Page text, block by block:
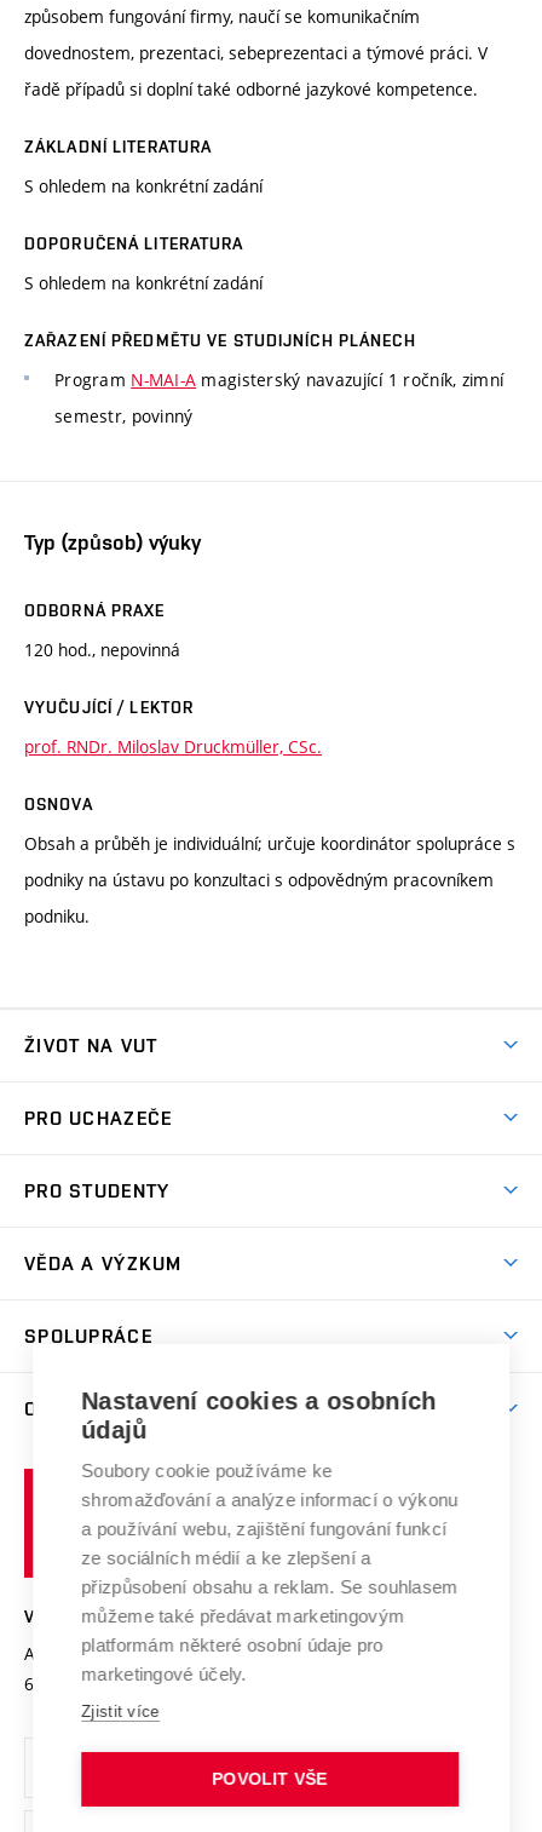
způsobem fungování firmy, naučí se komunikačním
dovednostem, prezentaci, sebeprezentaci a týmové práci. V
řadě případů si doplní také odborné jazykové kompetence.
ZÁKLADNÍ LITERATURA
S ohledem na konkrétní zadání
DOPORUČENÁ LITERATURA
S ohledem na konkrétní zadání
ZAŘAZENÍ PŘEDMĚTU VE STUDIJNÍCH PLÁNECH
Program N-MAI-A magisterský navazující 1 ročník, zimní
semestr, povinný
Typ (způsob) výuky
ODBORNÁ PRAXE
120 hod., nepovinná
VYUČUJÍCÍ / LEKTOR
prof. RNDr. Miloslav Druckmüller, CSc.
OSNOVA
Obsah a průběh je individuální; určuje koordinátor spolupráce s
podniky na ústavu po konzultaci s odpovědným pracovníkem
podniku.
ŽIVOT NA VUT
Koleje
Sport na VUT
Brno
PRO UCHAZEČE
Dny otevřených dveří
Celoživotní vzdělávání
E-přihláška
PRO STUDENTY
Harmonogram akademického roku
Závěrečné práce
Doktorské studium
Zpracování osobních údajů studentů
Sociální bezpečí
Studium bez bariér
Podpora podnikání
VĚDA A VÝZKUM
Mezinárodní vědecká rada
Systém zajišťování kvality výzkumu
Výzkumné infrastruktury
Transfer znalostí
Open Science
Projekty
Projekty ze strukturálních fondů
Specifický výzkum
SPOLUPRÁCE
Zahraniční spolupráce
Spolupráce se školami
Služby univerzity
Mezinárodní dohody
Univerzitní sítě
O UNIVERZITĚ
Profil univerzity
Udržitelná univerzita
Podnikavá univerzita / ContriBUTe
Bezpečná univerzita
Vyznamenání
Organizační struktura
Ochrana osobních údajů
učení
technické
VYSOKÉ UČENÍ TECHNICKÉ V BRNĚ
Antonínská 548/1
602 00 Brno
www.vut.cz
vut@vutbr.cz
Nastavení cookies a osobních
údajů
Soubory cookie používáme ke
shromažďování a analýze informací o výkonu
a používání webu, zajištění fungování funkcí
ze sociálních médií a ke zlepšení a
přizpůsobení obsahu a reklam. Se souhlasem
můžeme také předávat marketingovým
platformám některé osobní údaje pro
marketingové účely.
Zjistit více
POVOLIT VŠE